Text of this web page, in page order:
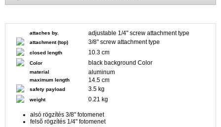
attaches by. adjustable 1/4" screw attachment type
attachment (top) 3/8" screw attachment type
closed length 10.3 cm
Color black background Color
material aluminum
maximum length 14.5 cm
safety payload 3.5 kg
weight 0.21 kg
alsó rögzítés 3/8" fotomenet
felsõ rögzítés 1/4" fotomenet